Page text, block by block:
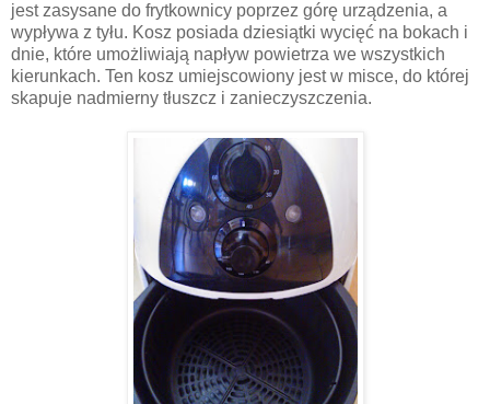
jest zasysane do frytkownicy poprzez górę urządzenia, a
wypływa z tyłu. Kosz posiada dziesiątki wycięć na bokach i
dnie, które umożliwiają napływ powietrza we wszystkich
kierunkach. Ten kosz umiejscowiony jest w misce, do której
skapuje nadmierny tłuszcz i zanieczyszczenia.